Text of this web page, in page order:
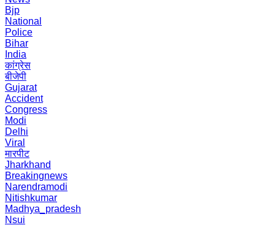
Bjp
National
Police
Bihar
India
कांग्रेस
बीजेपी
Gujarat
Accident
Congress
Modi
Delhi
Viral
मारपीट
Jharkhand
Breakingnews
Narendramodi
Nitishkumar
Madhya_pradesh
Nsui